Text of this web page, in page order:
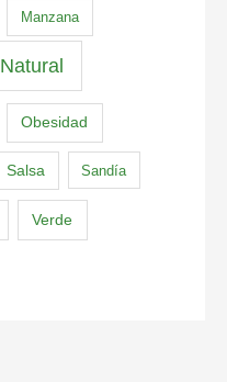
Manzana
Natural
Obesidad
Salsa Sandía
Verde